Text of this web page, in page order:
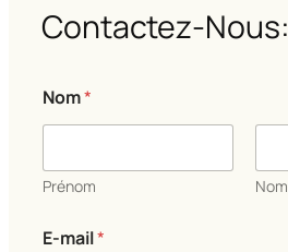
Contactez-Nous:
Nom*
Prénom Nom
E-mail*